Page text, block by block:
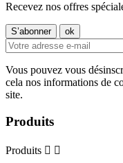
Recevez nos offres
Vous pouvez vous
cela nos informations de
site.
Produits
Produits  